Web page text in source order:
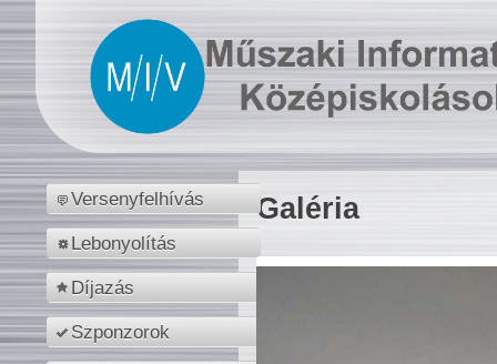
Versenyfelhívás
Lebonyolítás
Díjazás
Szponzorok
Galéria